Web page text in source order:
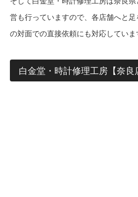
営も行っていますので、各店舗へと
の対面での直接依頼にも対応していま
白金堂・時計修理工房【奈良